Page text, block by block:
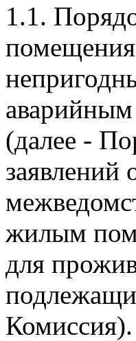
1.1.
(далее -
заявлений
жилым
для
Комиссия).